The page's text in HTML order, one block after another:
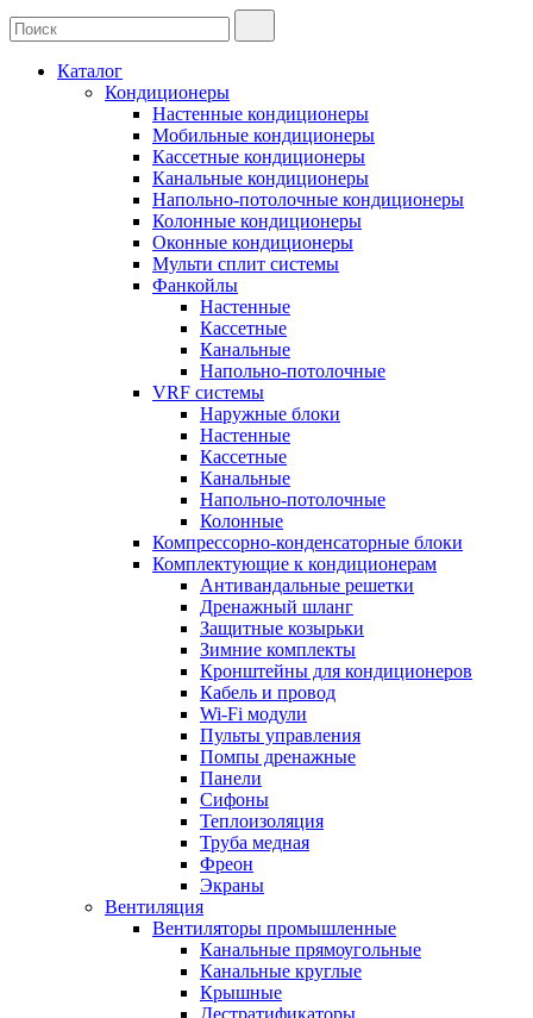
Каталог
Кондиционеры
Настенные кондиционеры
Мобильные кондиционеры
Кассетные кондиционеры
Канальные кондиционеры
Напольно-потолочные кондиционеры
Колонные кондиционеры
Оконные кондиционеры
Мульти сплит системы
Фанкойлы
Настенные
Кассетные
Канальные
Напольно-потолочные
VRF системы
Наружные блоки
Настенные
Кассетные
Канальные
Напольно-потолочные
Колонные
Компрессорно-конденсаторные блоки
Комплектующие к кондиционерам
Антивандальные решетки
Дренажный шланг
Защитные козырьки
Зимние комплекты
Кронштейны для кондиционеров
Кабель и провод
Wi-Fi модули
Пульты управления
Помпы дренажные
Панели
Сифоны
Теплоизоляция
Труба медная
Фреон
Экраны
Вентиляция
Вентиляторы промышленные
Канальные прямоугольные
Канальные круглые
Крышные
Дестратификаторы